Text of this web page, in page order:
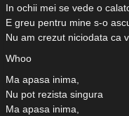
In ochii mei se vede o
E greu pentru mine s-o
Nu am crezut niciodata ca
Whoo
Ma apasa inima,
Nu pot rezista singura
Ma apasa inima,